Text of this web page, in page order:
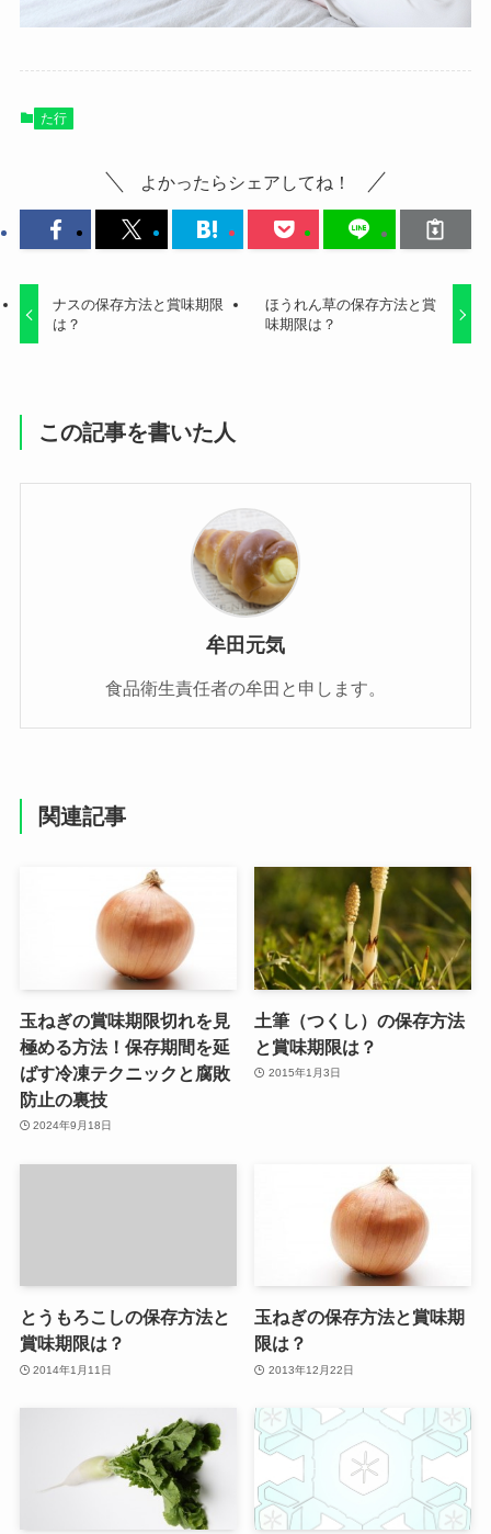
た行
よかったらシェアしてね！
ナスの保存方法と賞味期限
は？
ほうれん草の保存方法と賞
味期限は？
この記事を書いた人
牟田元気
食品衛生責任者の牟田と申します。
関連記事
玉ねぎの賞味期限切れを見
極める方法！保存期間を延
ばす冷凍テクニックと腐敗
防止の裏技
2024年9月18日
土筆（つくし）の保存方法
と賞味期限は？
2015年1月3日
とうもろこしの保存方法と
賞味期限は？
2014年1月11日
玉ねぎの保存方法と賞味期
限は？
2013年12月22日